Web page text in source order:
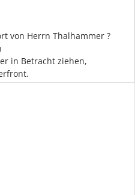
von Herrn Thalhammer ?
in Betracht ziehen,